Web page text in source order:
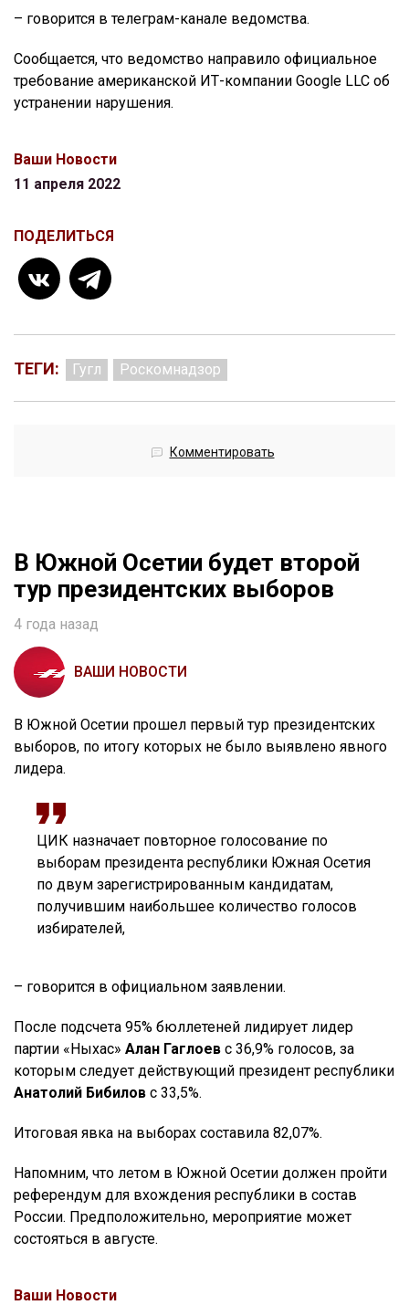
– говорится в телеграм-канале ведомства.
Сообщается, что ведомство направило официальное
требование американской ИТ-компании Google LLC об
устранении нарушения.
Ваши Новости
11 апреля 2022
ПОДЕЛИТЬСЯ
ТЕГИ: Гугл Роскомнадзор
Комментировать
В Южной Осетии будет второй
тур президентских выборов
4 года назад
ВАШИ НОВОСТИ
В Южной Осетии прошел первый тур президентских
выборов, по итогу которых не было выявлено явного
лидера.
ЦИК назначает повторное голосование по
выборам президента республики Южная Осетия
по двум зарегистрированным кандидатам,
получившим наибольшее количество голосов
избирателей,
– говорится в официальном заявлении.
После подсчета 95% бюллетеней лидирует лидер
партии «Ныхас» Алан Гаглоев с 36,9% голосов, за
которым следует действующий президент республики
Анатолий Бибилов с 33,5%.
Итоговая явка на выборах составила 82,07%.
Напомним, что летом в Южной Осетии должен пройти
референдум для вхождения республики в состав
России. Предположительно, мероприятие может
состояться в августе.
Ваши Новости